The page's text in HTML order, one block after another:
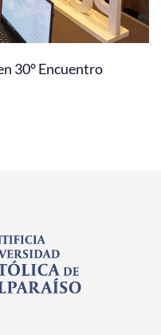
30° Encuentro